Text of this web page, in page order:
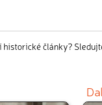
historické články?